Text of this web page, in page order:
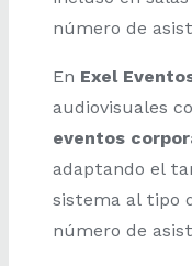
número de
En Exel
audiovisuales
eventos
adaptando el
sistema al tipo
número de